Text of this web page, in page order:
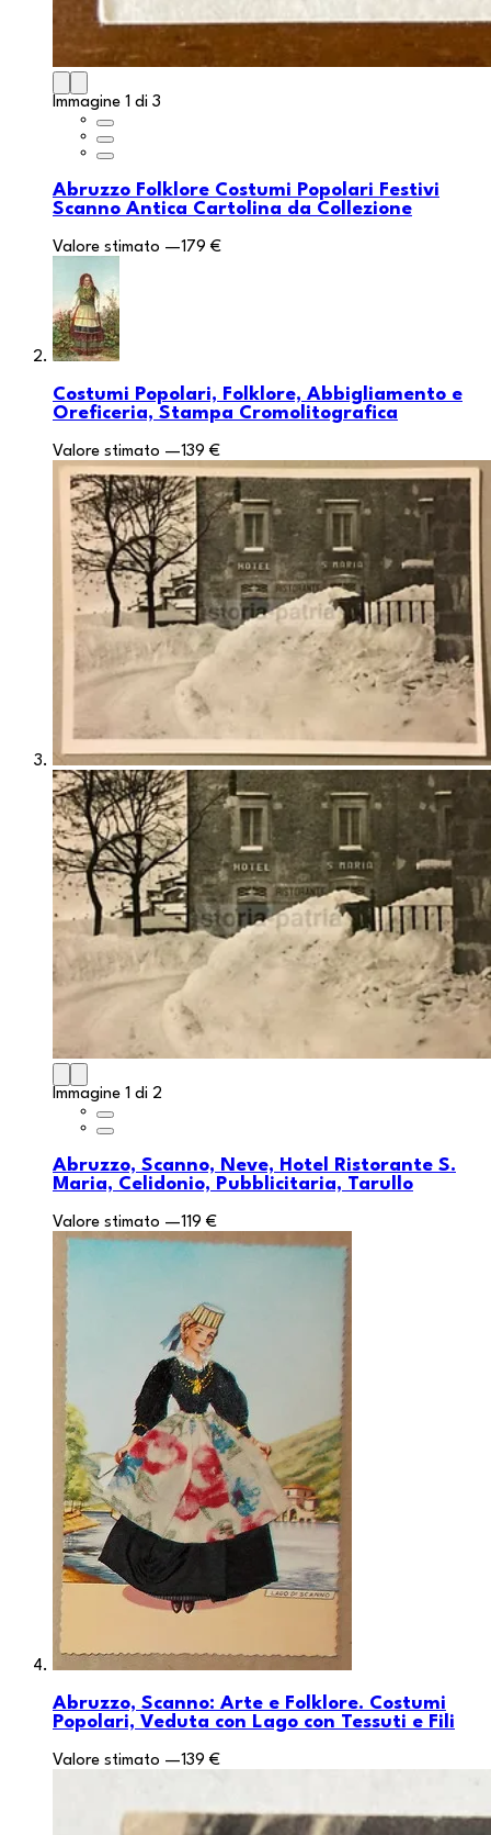
Immagine 1 di 3
Abruzzo Folklore Costumi Popolari Festivi
Scanno Antica Cartolina da Collezione
Valore stimato —179 €
Costumi Popolari, Folklore, Abbigliamento e
Oreficeria, Stampa Cromolitografica
Valore stimato —139 €
Immagine 1 di 2
Abruzzo, Scanno, Neve, Hotel Ristorante S.
Maria, Celidonio, Pubblicitaria, Tarullo
Valore stimato —119 €
Abruzzo, Scanno: Arte e Folklore. Costumi
Popolari, Veduta con Lago con Tessuti e Fili
Valore stimato —139 €